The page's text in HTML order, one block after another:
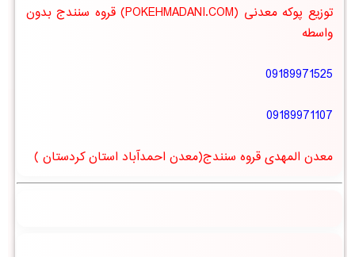
توزیع پوکه معدنی (POKEHMADANI.COM) قروه سنندج بدون
واسطه
09189971525
09189971107
معدن المهدی قروه سنندج(معدن احمدآباد استان کردستان )